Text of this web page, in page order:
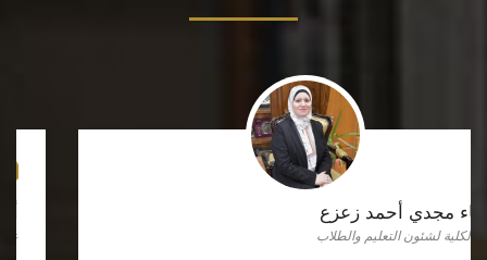
أسماء مجدي أحمد زعزع
وكيلة الكلية لشئون التعليم والطلاب